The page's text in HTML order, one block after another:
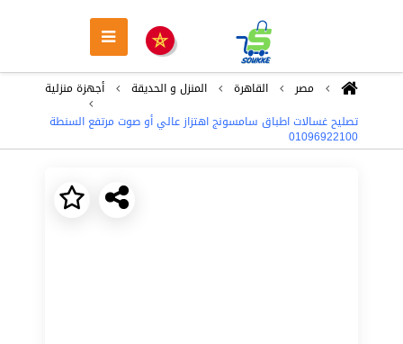
مصر القاهرة المنزل و الحديقة
أجهزة منزلية
تصليح غسالات اطباق سامسونج اهتزاز عالي أو صوت مرتفع السنطة
01096922100